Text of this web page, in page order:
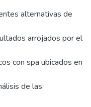
alternativas de
arrojados por el
con spa ubicados en
de las